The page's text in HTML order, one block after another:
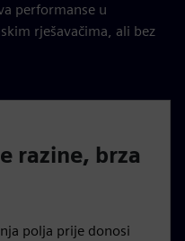
performanse u
rješavačima, ali bez
razine, brza
polja prije donosi